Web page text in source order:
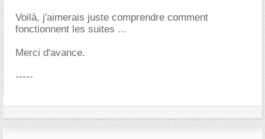
Voilà, j'aimerais juste comprendre comment
fonctionnent les suites ...
Merci d'avance.
-----